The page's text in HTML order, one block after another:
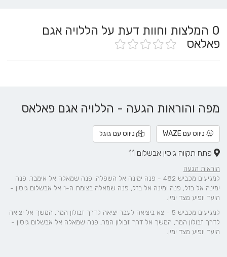
0 המלצות וחוות דעת על הללויה אגם
פאלאס
מפה והוראות הגעה - הללויה אגם פאלאס
ניווט עם WAZE ניווט עם גוגל
פתח תקווה גיסין אבשלום 11
הוראות הגעה
למגיעים מכביש 482 - פנה ימינה אל השפלה, פנה שמאלה אל אימבר, פנה
ימינה אל בזל, פנה ימינה אל בזל, פנה שמאלה בצומת ה-1 אל אבשלום גיסין -
היעד יופיע מצד ימין.
למגיעים מכביש 5 - צא ביציאה לעבר יציאה לדרך זבולון המר, המשך אל יציאה
לדרך זבולון המר, המשך אל דרך זבולון המר, פנה שמאלה אל אבשלום גיסין -
היעד יופיע מצד ימין.